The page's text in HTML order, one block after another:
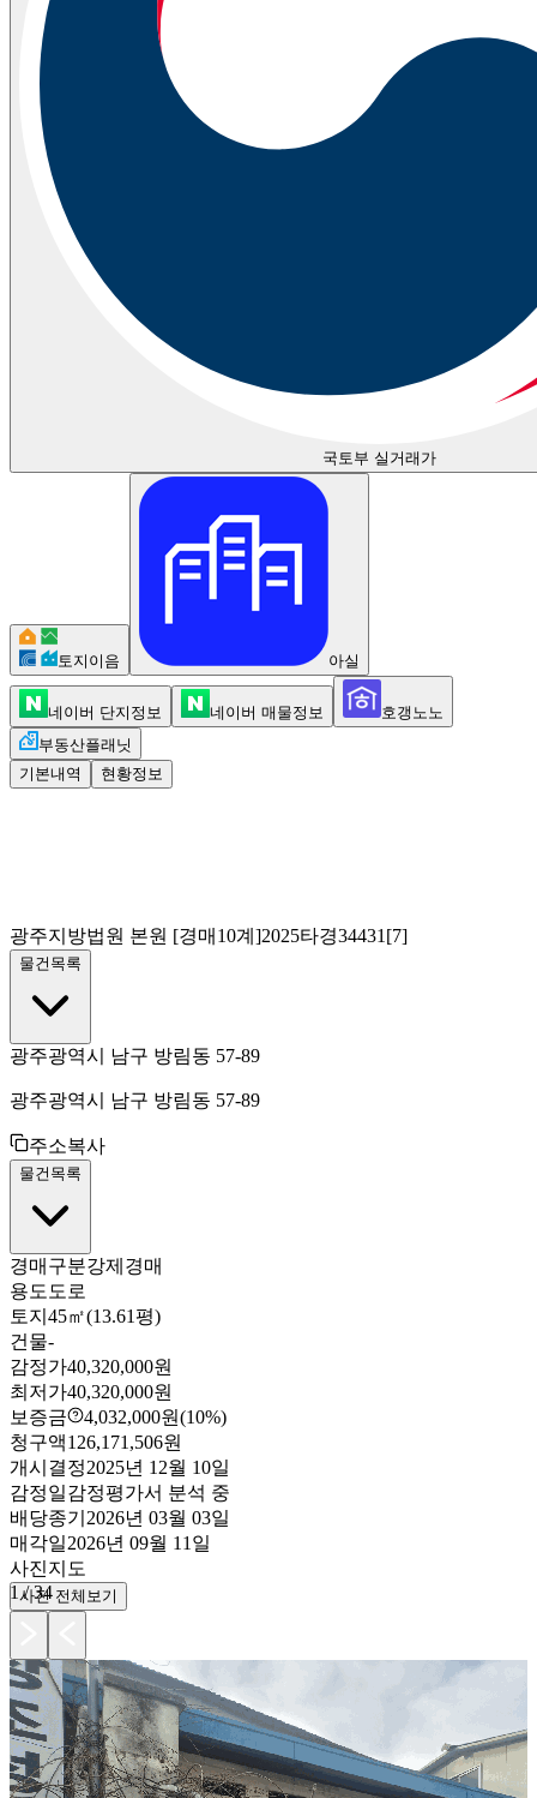
국토부 실거래가
토지이음 아실
네이버 단지정보 네이버 매물정보
호갱노노
부동산플래닛
기본내역
현황정보
광주지방법원 본원 [경매10계]2025타경34431[7]
물건목록
광주광역시 남구 방림동 57-89
광주광역시 남구 방림동 57-89
주소복사
물건목록
경매구분강제경매
용도 도로
토지 45㎡(13.61평)
건물-
감정가40,320,000원
최저가40,320,000원
보증금
4,032,000원(10%)
청구액126,171,506원
개시결정2025년 12월 10일
감정일감정평가서 분석 중
배당종기 2026년 03월 03일
매각일2026년 09월 11일
사진지도
1 /34
사진 전체보기